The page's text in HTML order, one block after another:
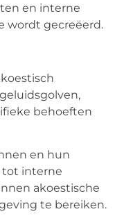
en interne
wordt gecreëerd.
behoeften
en hun
tot interne
akoestische
te bereiken.